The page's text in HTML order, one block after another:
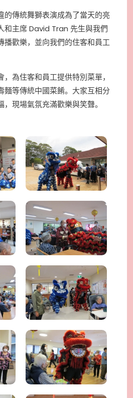
的傳統舞獅表演成為了當天的亮
和主席 David Tran 先生與我們
播歡樂，並向我們的住客和員工
為住客和員工提供特別菜單，
麵等傳統中國菜餚。大家互相分
現場氣氛充滿歡樂與笑聲。